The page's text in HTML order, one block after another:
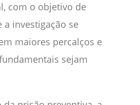
com o objetivo de
investigação se
maiores percalços e
sejam